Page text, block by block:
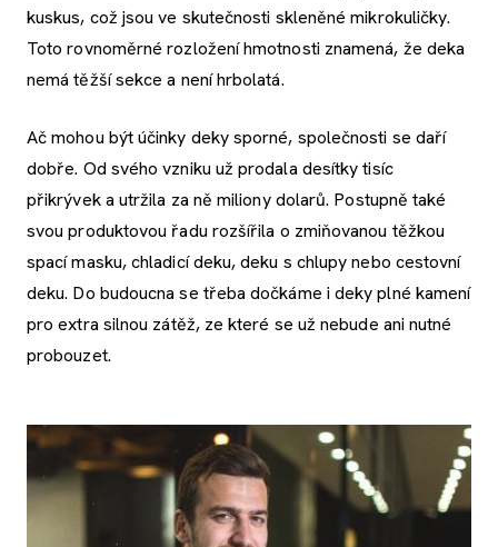
kuskus, což jsou ve skutečnosti skleněné mikrokuličky.
Toto rovnoměrné rozložení hmotnosti znamená, že deka
nemá těžší sekce a není hrbolatá.
Ač mohou být účinky deky sporné, společnosti se daří
dobře. Od svého vzniku už prodala desítky tisíc
přikrývek a utržila za ně miliony dolarů. Postupně také
svou produktovou řadu rozšířila o zmiňovanou těžkou
spací masku, chladicí deku, deku s chlupy nebo cestovní
deku. Do budoucna se třeba dočkáme i deky plné kamení
pro extra silnou zátěž, ze které se už nebude ani nutné
probouzet.